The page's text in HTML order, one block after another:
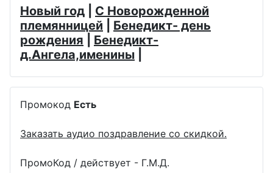
Новый год
С Новорожденной
племянницей
Бенедикт- день
рождения
Бенедикт-
д.Ангела,именины
Промокод Есть
Заказать аудио поздравление со скидкой.
ПромоКод / действует - Г.М.Д.